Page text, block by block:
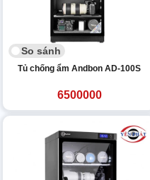
So sánh
Tủ chống ẩm Andbon AD-100S
6500000